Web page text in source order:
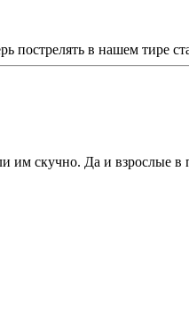
пострелять в нашем тире
им скучно. Да и взрослые